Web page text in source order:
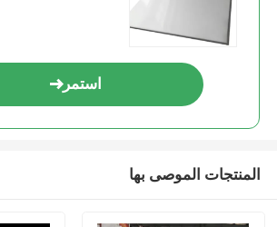
استمر
المنتجات الموصى بها